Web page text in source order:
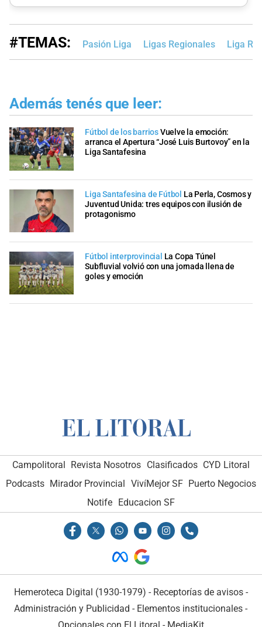
#TEMAS: Pasión Liga Ligas Regionales Liga
Además tenés que leer:
Fútbol de los barriosVuelve la emoción:
arranca el Apertura “José Luis Burtovoy” en la
Liga Santafesina
Liga Santafesina de Fútbol La Perla, Cosmos y
Juventud Unida: tres equipos con ilusión de
protagonismo
Fútbol interprovincial La Copa Túnel
Subfluvial volvió con una jornada llena de
goles y emoción
Campolitoral Revista Nosotros Clasificados CYD Litoral
Podcasts Mirador Provincial VivíMejor SF Puerto Negocios
Notife Educacion SF
Hemeroteca Digital (1930-1979) - Receptorías de avisos -
Administración y Publicidad - Elementos institucionales -